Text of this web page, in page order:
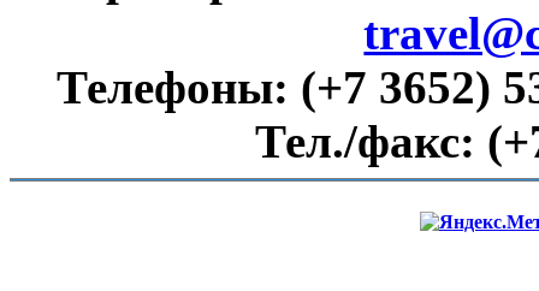
Телефоны: (+7 3652)
Тел./факс: